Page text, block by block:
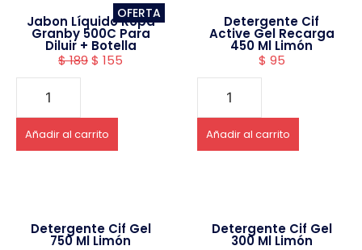
OFERTA
Jabon Líquido Ropa
Granby 500C Para
Diluir + Botella
$189$ 155
Añadir al carrito
Detergente Cif
Active Gel Recarga
450 Ml Limón
$ 95
Añadir al carrito
Detergente Cif Gel
750 Ml Limón
Detergente Cif Gel
300 Ml Limón